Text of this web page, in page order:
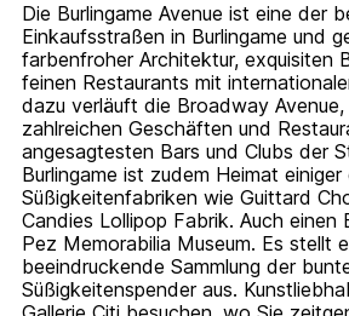
Die Burlingame Avenue ist eine der
Einkaufsstraßen in Burlingame und
farbenfroher Architektur, exquisiten
feinen Restaurants mit
dazu verläuft die Broadway
zahlreichen Geschäften und
angesagtesten Bars und Clubs der
Burlingame ist zudem Heimat einiger
Süßigkeitenfabriken wie Guittard
Candies Lollipop Fabrik. Auch
Pez Memorabilia Museum. Es stellt
beeindruckende Sammlung der
Süßigkeitenspender aus.